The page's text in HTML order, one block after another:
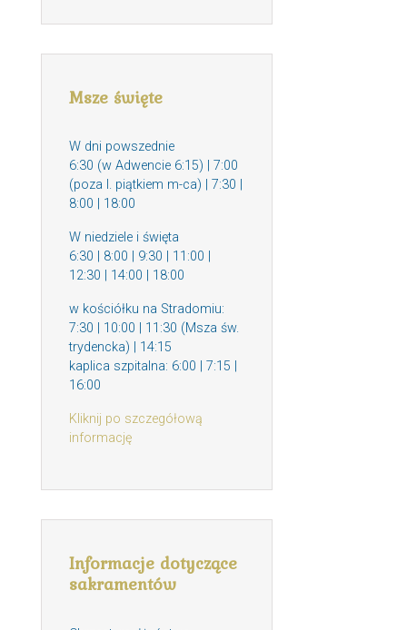
Msze święte
W dni powszednie
6:30 (w Adwencie 6:15) | 7:00
(poza I. piątkiem m-ca) | 7:30 |
8:00 | 18:00
W niedziele i święta
6:30 | 8:00 | 9:30 | 11:00 |
12:30 | 14:00 | 18:00
w kościółku na Stradomiu:
7:30 | 10:00 | 11:30 (Msza św.
trydencka) | 14:15
kaplica szpitalna: 6:00 | 7:15 |
16:00
Kliknij po szczegółową
informację
Informacje dotyczące
sakramentów